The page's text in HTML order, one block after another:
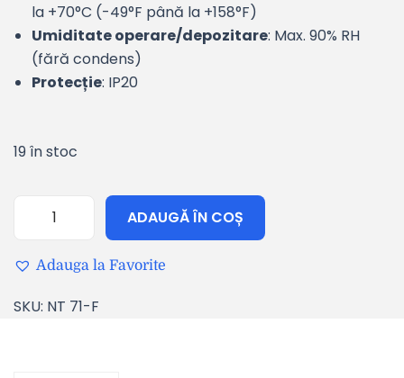
la +70°C (-49°F până la +158°F)
Umiditate operare/depozitare: Max. 90% RH
(fără condens)
Protecție: IP20
19 în stoc
ADAUGĂ ÎN COȘ
Adauga la Favorite
SKU: NT 71-F